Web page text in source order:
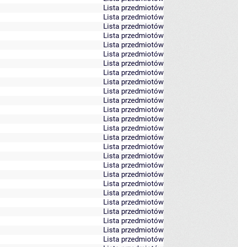
Lista przedmiotów
Lista przedmiotów
Lista przedmiotów
Lista przedmiotów
Lista przedmiotów
Lista przedmiotów
Lista przedmiotów
Lista przedmiotów
Lista przedmiotów
Lista przedmiotów
Lista przedmiotów
Lista przedmiotów
Lista przedmiotów
Lista przedmiotów
Lista przedmiotów
Lista przedmiotów
Lista przedmiotów
Lista przedmiotów
Lista przedmiotów
Lista przedmiotów
Lista przedmiotów
Lista przedmiotów
Lista przedmiotów
Lista przedmiotów
Lista przedmiotów
Lista przedmiotów